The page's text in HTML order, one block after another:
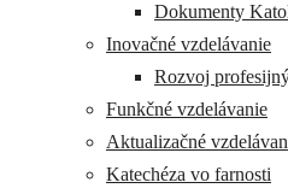
Dokumenty
Inovačné vzdelávanie
Rozvoj
Funkčné vzdelávanie
Aktualizačné
Katechéza vo farnosti